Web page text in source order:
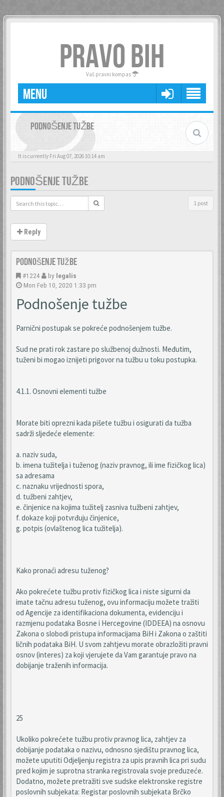
PRAVO BIH
Vaš pravni kompas
MENU
PODNOŠENJE TUŽBE
It is currently Fri Aug 07, 2026 10:14 am
PODNOŠENJE TUŽBE
1 post
Reply
Podnošenje tužbe
#1224 by legalis
Mon Feb 10, 2020 1:33 pm
Podnošenje tužbe
Parnični postupak se pokreće podnošenjem tužbe.
Sud ne prati rok zastare po službenoj dužnosti. Međutim,
tuženi bi mogao iznijeti prigovor na tužbu u toku postupka.
4.1.1. Osnovni elementi tužbe
Morate biti oprezni kada pišete tužbu i osigurati da tužba
sadrži sljedeće elemente:
a. naziv suda,
b. imena tužitelja i tuženog (naziv pravnog, ili ime fizičkog lica)
sa adresama
c. naznaku vrijednosti spora,
d. tužbeni zahtjev,
e. činjenice na kojima tužitelj zasniva tužbeni zahtjev,
f. dokaze koji potvrđuju činjenice,
g. potpis (ovlaštenog lica tužitelja).
Kako pronaći adresu tuženog?
Ako pokrećete tužbu protiv fizičkog lica i niste sigurni da
imate tačnu adresu tuženog, ovu informaciju možete tražiti
od Agencije za identifikaciona dokumenta, evidenciju i
razmjenu podataka Bosne i Hercegovine (IDDEEA) na osnovu
Zakona o slobodi pristupa informacijama BiH i Zakona o zaštiti
ličnih podataka BiH. U svom zahtjevu morate obrazložiti pravni
osnov (interes) za koji vjerujete da Vam garantuje pravo na
dobijanje traženih informacija.
25
Ukoliko pokrećete tužbu protiv pravnog lica, zahtjev za
dobijanje podataka o nazivu, odnosno sjedištu pravnog lica,
možete uputiti Odjeljenju registra za upis pravnih lica pri sudu
pred kojim je suprotna stranka registrovala svoje preduzeće.
Dodatno, možete pretražiti sve sudske elektronske registre
poslovnih subjekata: Registar poslovnih subjekata Brčko